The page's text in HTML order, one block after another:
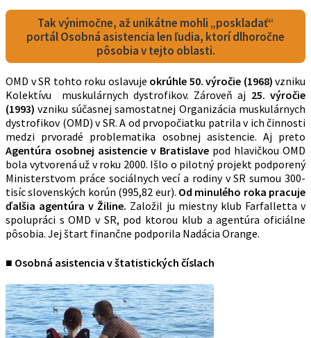
Tak výnimočne, až unikátne mohli „poskladať“
portál Osobná asistencia len ľudia, ktorí dlhoročne
pôsobia v tejto oblasti.
OMD v SR tohto roku oslavuje okrúhle 50. výročie (1968) vzniku
Kolektívu muskulárnych dystrofikov. Zároveň aj 25. výročie
(1993)vzniku súčasnej samostatnej Organizácia muskulárnych
dystrofikov (OMD) v SR. A od prvopočiatku patrila v ich činnosti
medzi prvoradé problematika osobnej asistencie. Aj preto
Agentúra osobnej asistencie v Bratislave pod hlavičkou OMD
bola vytvorená už v roku 2000. Išlo o pilotný projekt podporený
Ministerstvom práce sociálnych vecí a rodiny v SR sumou 300-
tisíc slovenských korún (995,82 eur). Od minulého roka pracuje
ďalšia agentúra v Žiline. Založil ju miestny klub Farfalletta v
spolupráci s OMD v SR, pod ktorou klub a agentúra oficiálne
pôsobia. Jej štart finančne podporila Nadácia Orange.
■ Osobná asistencia v štatistických číslach